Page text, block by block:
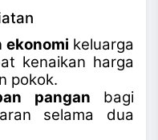
ekonomi keluarga
kenaikan harga
pokok.
pangan bagi
selama dua